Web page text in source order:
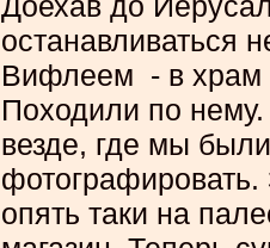
останавливаться
Вифлеем - в храм
Походили по нему.
везде, где мы
опять таки на